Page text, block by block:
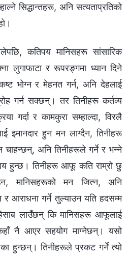
सिद्धान्तहरू, अनि सत्यताप्रतिको
कतिपय मानिसहरू सांसारिक
लुगाफाटा र रूपरङ्गमा ध्यान दिने
भोग्न र मेहनत गर्न, अनि देहलाई
गर्न सक्छन्। तर तिनीहरू कर्तव्य
गर्दा र कामकुरा सम्हाल्दा, विरलै
इमानदार हुन मन लाग्दैन, तिनीहरू
अनि तिनीहरूले गर्ने र भन्‍ने
हुन्छ। तिनीहरू आफू कति राम्रो छु
मानिसहरूको मन जित्न, अनि
आराधना गर्ने तुल्याउन यति हदसम्म
लाउँछन् कि मानिसहरू आफूलाई
नै आएर सहयोग माग्‍नेछन्। यसो
हुन्छन्। तिनीहरूले प्रकट गर्ने त्यो